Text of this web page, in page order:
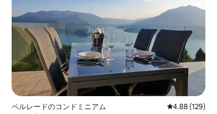
ペルレードのコンドミニアム レビュー129
4.88 (129)